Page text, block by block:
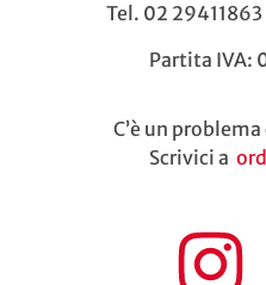
Tel. 02 29411863 |
Partita IVA:
C’è un
Scrivici a